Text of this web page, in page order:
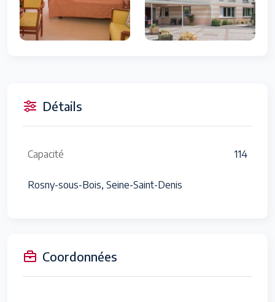
Détails
Capacité 114
Rosny-sous-Bois, Seine-Saint-Denis
Coordonnées